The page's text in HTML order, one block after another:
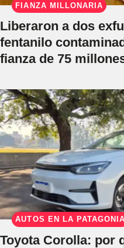
FIANZA MILLONARIA
Liberaron a dos
fentanilo
fianza de 75
AUTOS EN LA PATAGONIA
Toyota Corolla: por